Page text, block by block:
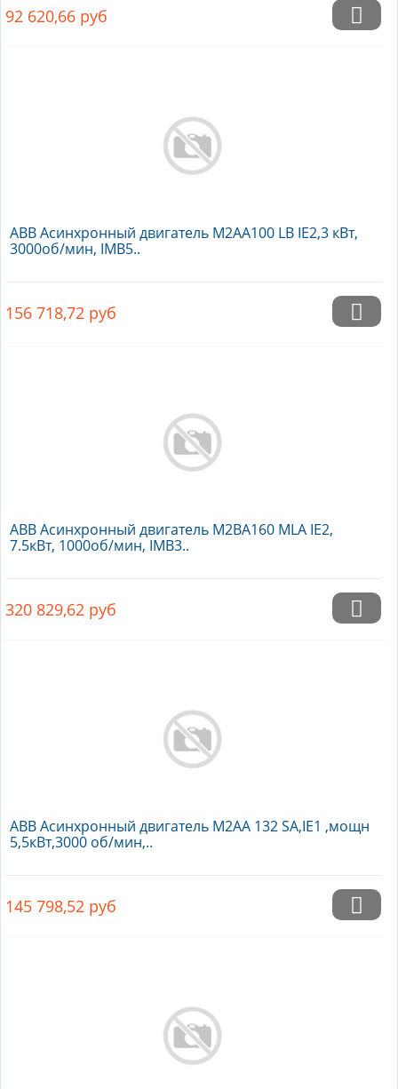
92 620,66 руб
ABB Асинхронный двигатель M2AA100 LB IE2,3 кВт,
3000об/мин, IMB5..
156 718,72 руб
ABB Асинхронный двигатель M2BA160 MLA IE2,
7.5кВт, 1000об/мин, IMB3..
320 829,62 руб
ABB Асинхронный двигатель M2AA 132 SA,IE1 ,мощн
5,5кВт,3000 об/мин,..
145 798,52 руб